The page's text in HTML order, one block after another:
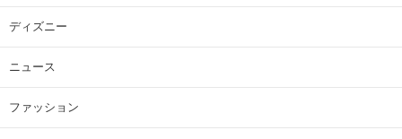
ディズニー
ニュース
ファッション